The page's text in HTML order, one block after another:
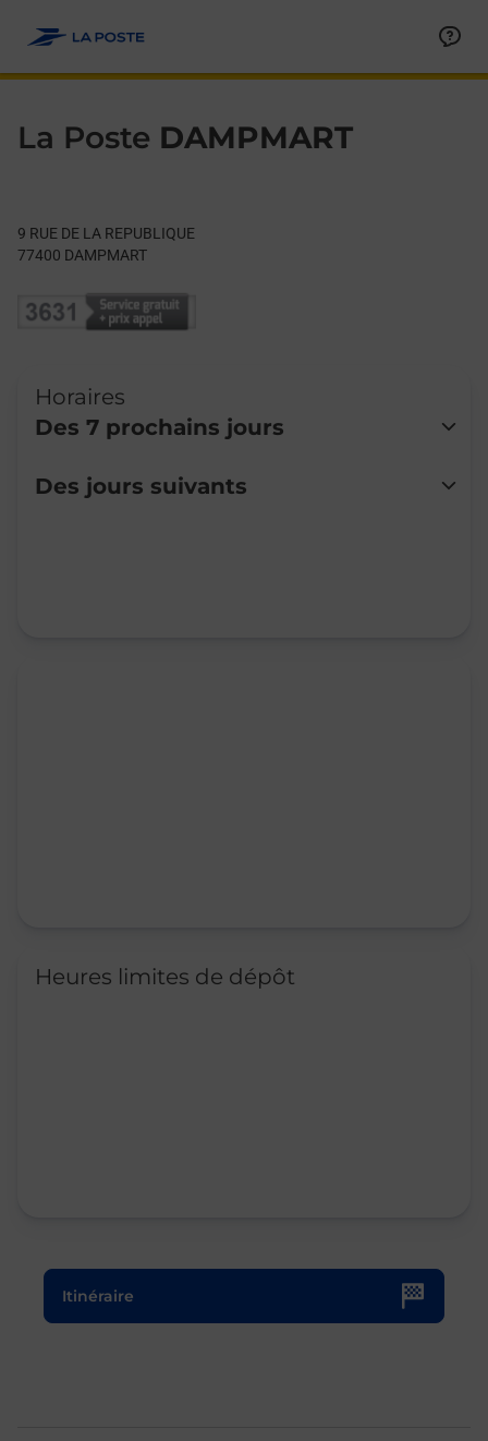
La Poste DAMPMART
9 RUE DE LA REPUBLIQUE
77400 DAMPMART
Horaires
Des 7 prochains jours
Lundi
Fermé
Des jours suivants
Heures limites de dépôt
Itinéraire
Le lien s'ouvre dans un nouvel onglet